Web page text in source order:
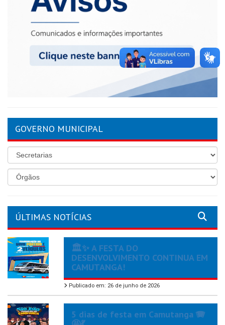
GOVERNO MUNICIPAL
ÚLTIMAS NOTÍCIAS
🏛️✨ A FESTA DO
DESENVOLVIMENTO CONTINUA EM
CAMUTANGA!
Publicado em: 26 de junho de 2026
5 dias de festa em Camutanga 🪗